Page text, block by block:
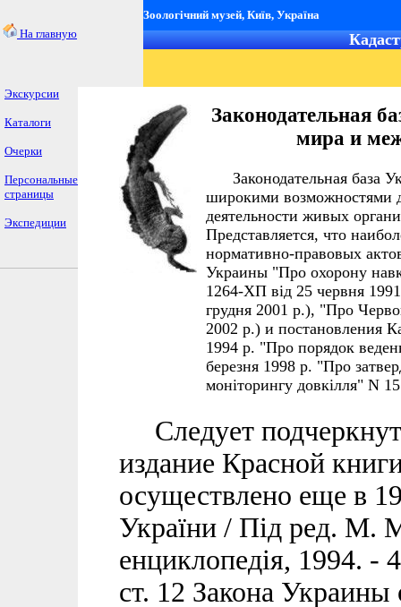
На главную
Зоологічний музей, Київ, Україна
Экскурсии
Каталоги
Очерки
Персональные
страницы
Экспедиции
Законодательная
мира и
Законодательная база
широкими возможностями
деятельности живых
Представляется, что
нормативно-правовых
Украины "Про охорону
1264-ХП від 25 червня
грудня 2001 р.), "Про
2002 р.) и постановления
1994 р. "Про порядок
березня 1998 р. "Про
моніторингу довкілля" N
Следует
издание Красной
осуществлено еще в
України / Під ред. М.
енциклопедія, 1994. -
ст. 12 Закона